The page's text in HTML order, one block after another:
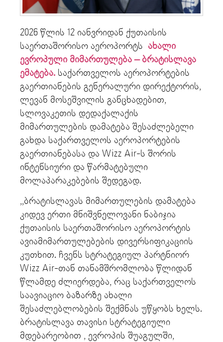
2026 წლის 12 იანვრიდან ქუთაისის
საერთაშორისო აეროპორტს ახალი
ევროპული მიმართულება – ბრატისლავა
ემატება. საქართველოს აეროპორტების
გაერთიანების გენერალური დირექტორის,
ლევან მოსეშვილის განცხადებით,
სლოვაკეთის დედაქალაქის
მიმართულების დამატება შესაძლებელი
გახდა საქართველოს აეროპორტების
გაერთიანებასა და Wizz Air-ს შორის
ინტენსიური და წარმატებული
მოლაპარაკებების შედეგად.
,,ბრატისლავას მიმართულების დამატება
კიდევ ერთი მნიშვნელოვანი ნაბიჯია
ქუთაისის საერთაშორისო აეროპორტის
ავიამიმართულებების დივერსიფიკაციის
კუთხით. ჩვენს სტრატეგიულ პარტნიორ
Wizz Air-თან თანამშრომლობა წლიდან
წლამდე ძლიერდება, რაც საქართველოს
საავიაციო ბაზარზე ახალი
შესაძლებლობების შექმნას უწყობს ხელს.
ბრატისლავა თავისი სტრატეგიული
მდებარეობით , ევროპის შუაგულში,